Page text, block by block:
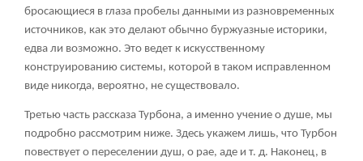
бросающиеся в глаза пробелы данными из разновременных
источников, как это делают обычно буржуазные историки,
едва ли возможно. Это ведет к искусственному
конструированию системы, которой в таком исправленном
виде никогда, вероятно, не существовало.
Третью часть рассказа Турбона, а именно учение о душе, мы
подробно рассмотрим ниже. Здесь укажем лишь, что Турбон
повествует о переселении душ, о рае, аде и т. д. Наконец, в